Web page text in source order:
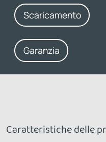
Scaricamento
Garanzia
Caratteristiche delle